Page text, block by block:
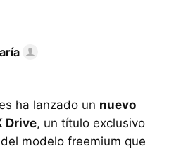
ha lanzado un nuevo
Drive, un título exclusivo
modelo freemium que